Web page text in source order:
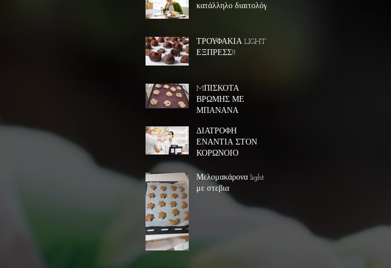
κατάλληλο διαιτολόγο
ΤΡΟΥΦΑΚΙΑ LIGHT
ΕΞΠΡΕΣΣ!!
MΠΙΣΚΟΤΑ
ΒΡΩΜΗΣ ΜΕ
ΜΠΑΝΑΝΑ
ΔΙΑΤΡΟΦΗ
ΕΝΑΝΤΙΑ ΣΤΟΝ
ΚΟΡΩΝΟΙΟ
Μελομακάρονα light
με στεβια